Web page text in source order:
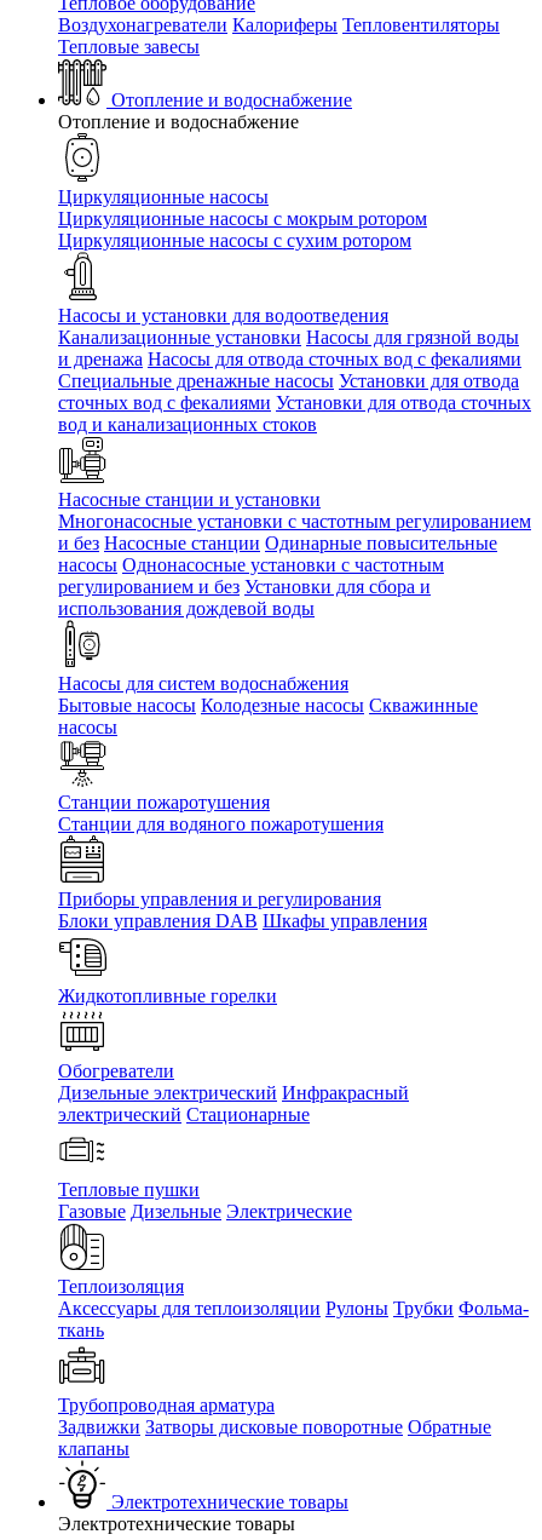
Воздухонагреватели Калориферы Тепловентиляторы
Тепловые завесы
Отопление и водоснабжение
Отопление и водоснабжение
Циркуляционные насосы
Циркуляционные насосы с мокрым ротором
Циркуляционные насосы с сухим ротором
Насосы и установки для водоотведения
Канализационные установки Насосы для грязной воды
и дренажа Насосы для отвода сточных вод c фекалиями
Специальные дренажные насосы Установки для отвода
сточных вод c фекалиями Установки для отвода сточных
вод и канализационных стоков
Насосные станции и установки
Многонасосные установки с частотным регулированием
и без Насосные станции Одинарные повысительные
насосы Однонасосные установки с частотным
регулированием и без Установки для сбора и
использования дождевой воды
Насосы для систем водоснабжения
Бытовые насосы Колодезные насосы Скважинные
насосы
Станции пожаротушения
Станции для водяного пожаротушения
Приборы управления и регулирования
Блоки управления DAB Шкафы управления
Жидкотопливные горелки
Обогреватели
Дизельные электрический Инфракрасный
электрический Стационарные
Тепловые пушки
Газовые Дизельные Электрические
Теплоизоляция
Аксессуары для теплоизоляции Рулоны Трубки Фольма-
ткань
Трубопроводная арматура
Задвижки Затворы дисковые поворотные Обратные
клапаны
Электротехнические товары
Электротехнические товары